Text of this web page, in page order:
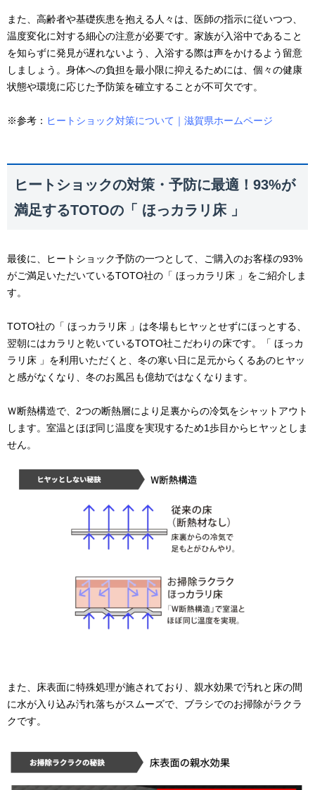
また、高齢者や基礎疾患を抱える人々は、医師の指示に従いつつ、
温度変化に対する細心の注意が必要です。家族が入浴中であること
を知らずに発見が遅れないよう、入浴する際は声をかけるよう留意
しましょう。 身体への負担を最小限に抑えるためには、個々の健康
状態や環境に応じた予防策を確立することが不可欠です。
※参考： ヒートショック対策について｜滋賀県ホームページ
ヒートショックの対策・予防に最適！93%が
満足するTOTOの「 ほっカラリ床 」
最後に、ヒートショック予防の一つとして、ご購入のお客様の93%
がご満足いただいているTOTO社の「 ほっカラリ床 」をご紹介しま
す。
TOTO社の「 ほっカラリ床 」は冬場もヒヤッとせずにほっとする、
翌朝にはカラリと乾いているTOTO社こだわりの床です。
「 ほっカ
ラリ床 」を利用いただくと、冬の寒い日に足元からくるあのヒヤッ
と感がなくなり、冬のお風呂も億劫ではなくなります。
Ｗ断熱構造で、2つの断熱層により⾜裏からの冷気をシャットアウト
します。室温とほぼ同じ温度を実現するため1歩⽬からヒヤッとしま
せん。
また、床表⾯に特殊処理が施されており、親⽔効果で汚れと床の間
に⽔が⼊り込み汚れ落ちがスムーズで、ブラシでのお掃除がラクラ
クです。